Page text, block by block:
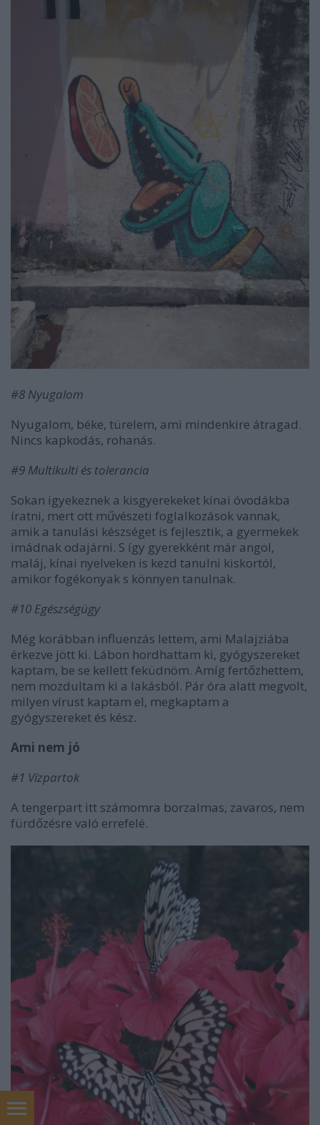
#8 Nyugalom
Nyugalom, béke, türelem, ami mindenkire átragad.
Nincs kapkodás, rohanás.
#9 Multikulti és tolerancia
Sokan igyekeznek a kisgyerekeket kínai óvodákba
íratni, mert ott művészeti foglalkozások vannak,
amik a tanulási készséget is fejlesztik, a gyermekek
imádnak odajárni. S így gyerekként már angol,
maláj, kínai nyelveken is kezd tanulni kiskortól,
amikor fogékonyak s könnyen tanulnak.
#10 Egészségügy
Még korábban influenzás lettem, ami Malajziába
érkezve jött ki. Lábon hordhattam ki, gyógyszereket
kaptam, be se kellett feküdnöm. Amíg fertőzhettem,
nem mozdultam ki a lakásból. Pár óra alatt megvolt,
milyen vírust kaptam el, megkaptam a
gyógyszereket és kész.
Ami nem jó
#1 Vízpartok
A tengerpart itt számomra borzalmas, zavaros, nem
fürdőzésre való errefelé.